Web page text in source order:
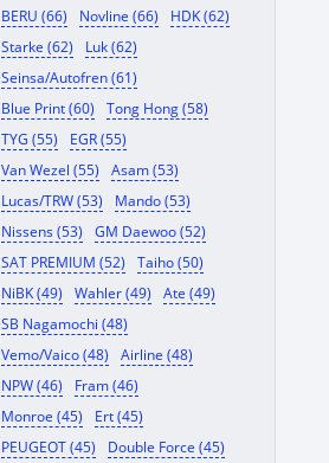
BERU (66)
Novline (66)
HDK (62)
Starke (62)
Luk (62)
Seinsa/Autofren (61)
Blue Print (60)
Tong Hong (58)
TYG (55)
EGR (55)
Van Wezel (55)
Asam (53)
Lucas/TRW (53)
Mando (53)
Nissens (53)
GM Daewoo (52)
SAT PREMIUM (52)
Taiho (50)
NiBK (49)
Wahler (49)
Ate (49)
SB Nagamochi (48)
Vemo/Vaico (48)
Airline (48)
NPW (46)
Fram (46)
Monroe (45)
Ert (45)
PEUGEOT (45)
Double Force (45)